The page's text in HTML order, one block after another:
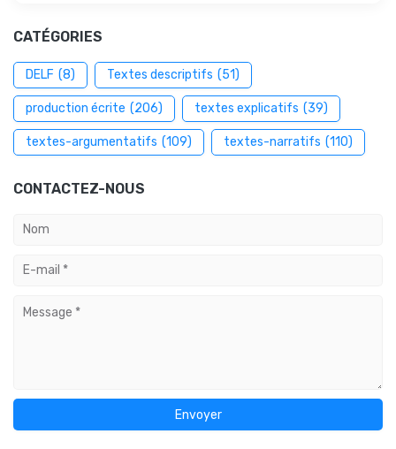
CATÉGORIES
DELF (8) Textes descriptifs (51)
production écrite (206) textes explicatifs (39)
textes-argumentatifs (109) textes-narratifs (110)
CONTACTEZ-NOUS